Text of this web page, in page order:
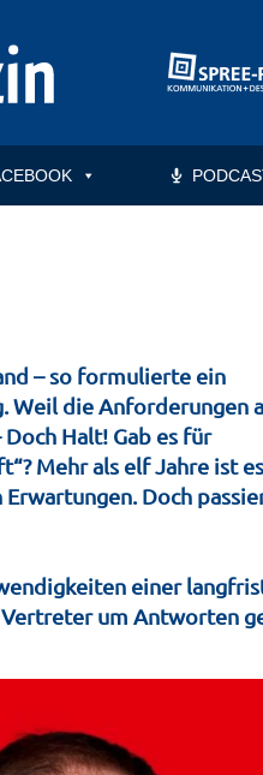
– so formulierte ein
Weil die Anforderungen
Halt! Gab es für
Mehr als elf Jahre ist
Doch
einer
Vertreter um Antworten